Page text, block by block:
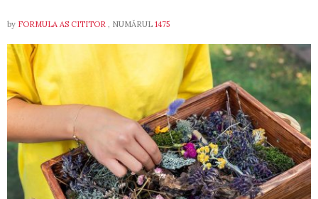
by FORMULA AS CITITOR , NUMĂRUL 1475